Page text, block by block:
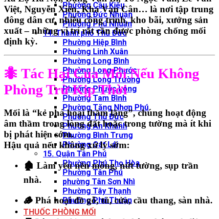
Phường Cầu Kiệu
Phường Đức Nhuận
Phường Phú Nhuận
14. Thành phố Thủ Đức
Phường Hiệp Bình
Phường Linh Xuân
Phường Long Bình
Phường Long Phước
Phường Long Trường
Phường Phước Long
Phường Tam Bình
Phường Tăng Nhơn Phú
Phường Thủ Đức
Phường An Khánh
Phường Bình Trưng
Phường Cát Lái
15. Quận Tân Phú
Phường Phú Thọ Hòa
Phường Tân Phú
phường Tân Sơn Nhì
Phường Tây Thạnh
Phường Phú Thuận
THUỐC PHÒNG MỐI
Việt, Nguyễn Xiển, Kha Vạn Cân… là nơi tập trung
đông dân cư, nhiều công trình, kho bãi, xưởng sản
xuất – những vị trírất cần được phòng chống mối
định kỳ.
🐜 Tác Hại Của Mối Nếu Không
Phòng Trừ Kịp Thời
Mối là “kẻ phá hoại thầm lặng”, chúng hoạt động
âm thầm trong lòng đất hoặc trong tường mà ít khi
bị phát hiện sớm.
Hậu quả nếu không xử lý sớm:
🏚️ Làm yếu nền móng, nứt tường, sụp trần
nhà.
🪵 Phá hoại đồ gỗ, tủ, cửa, cầu thang, sàn nhà.